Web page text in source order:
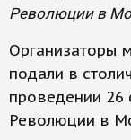
Революции в
Организаторы
подали в
проведении 26
Революции в